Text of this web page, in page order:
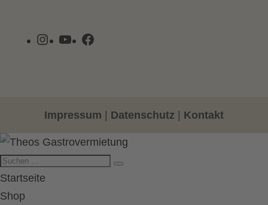
Instagram
YouTubeFacebook
Impressum Datenschutz Kontakt
Startseite
Shop